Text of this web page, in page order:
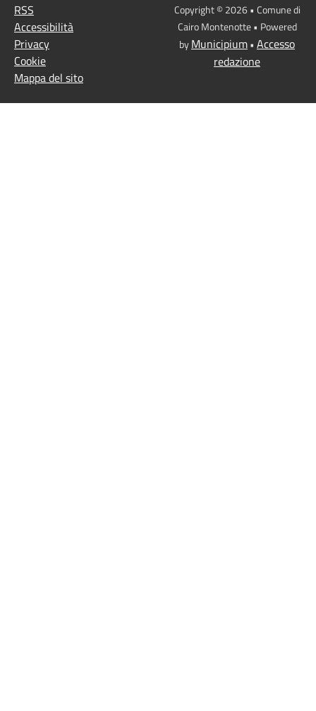
RSS
Accessibilità
Privacy
Cookie
Mappa del sito
Copyright © 2026 • Comune di
Cairo Montenotte • Powered
byMunicipium• Accesso
redazione